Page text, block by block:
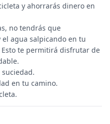
y ahorrarás dinero en
no tendrás que
agua salpicando en tu
te permitirá disfrutar de
en tu camino.